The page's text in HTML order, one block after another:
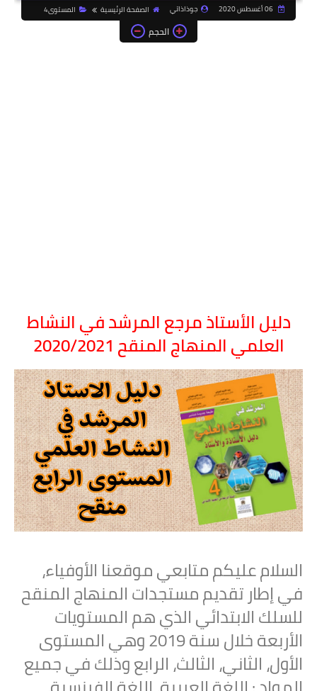
جوذاذاتي الصفحة الرئيسية المستوى4
الحجم
دليل الأستاذ مرجعالمرشد فيالنشاط
العلميالمنهاج المنقح 2020/2021
السلام عليكم متابعي موقعنا الأوفياء،
في إطار تقديم مستجدات المنهاج المنقح
للسلك الابتدائي الذي هم المستويات
الأربعة خلال سنة 2019 وهي المستوى
الأول، الثاني، الثالث، الرابع وذلك في جميع